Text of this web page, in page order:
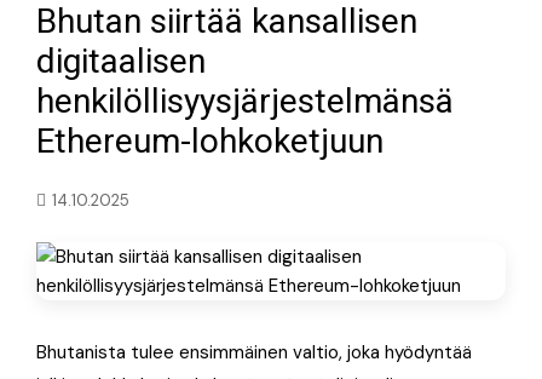
Bhutan siirtää kansallisen
digitaalisen
henkilöllisyysjärjestelmänsä
Ethereum-lohkoketjuun
14.10.2025
Bhutanista tulee ensimmäinen valtio, joka hyödyntää